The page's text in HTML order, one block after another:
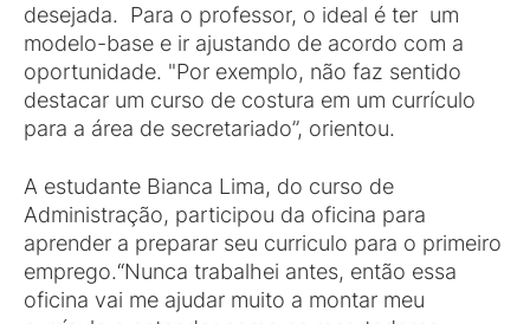
desejada. Para o professor, o ideal é ter um
modelo-base e ir ajustando de acordo com a
oportunidade. "Por exemplo, não faz sentido
destacar um curso de costura em um currículo
para a área de secretariado”, orientou.
A estudante Bianca Lima, do curso de
Administração, participou da oficina para
aprender a preparar seu curriculo para o primeiro
emprego.“Nunca trabalhei antes, então essa
oficina vai me ajudar muito a montar meu